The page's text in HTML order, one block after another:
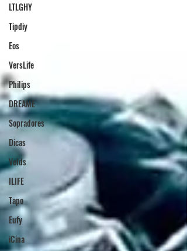
LTLGHY
Tipdiy
Eos
VersLife
Philips
DREAME
Sopradores
Dicas
Velds
ILIFE
Tapo
Eufy
iCina